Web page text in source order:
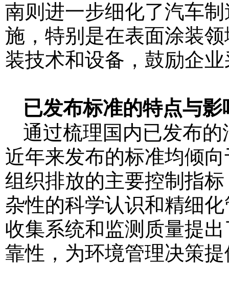
南则进一步细化了汽车
施，特别是在表面涂装
装技术和设备，鼓励企
已发布标准的特点与影
通过梳理国内已发布
近年来发布的标准均倾
组织排放的主要控制指
杂性的科学认识和精细
收集系统和监测质量提
靠性，为环境管理决策